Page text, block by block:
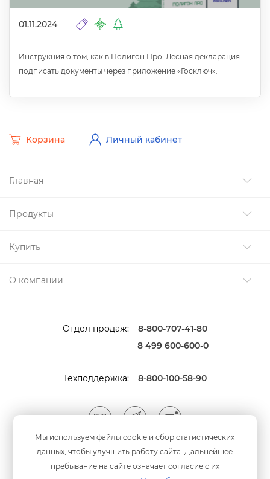
Мы используем файлы cookie и сбор статистических
данных, чтобы улучшить работу сайта. Дальнейшее
пребывание на сайте означает согласие с их
01.11.2024
Инструкция о том, как в Полигон Про: Лесная декларация
подписать документы через приложение «Госключ».
Главная
Продукты
Купить
О компании
Корзина Личный кабинет
Отдел продаж:
8-800-707-41-80
8 499 600-600-0
Техподдержка: 8-800-100-58-90
Мы принимаем оплату
анковскими картами